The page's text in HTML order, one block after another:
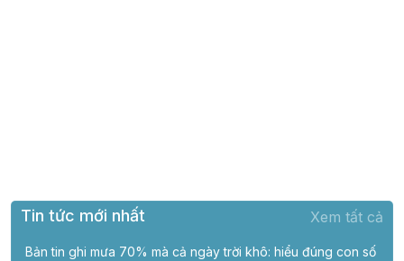
Tin tức mới nhất Xem tất cả
Bản tin ghi mưa 70% mà cả ngày trời khô: hiểu đúng con số